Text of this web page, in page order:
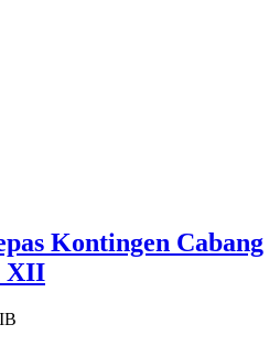
Kontingen Cabang
XII